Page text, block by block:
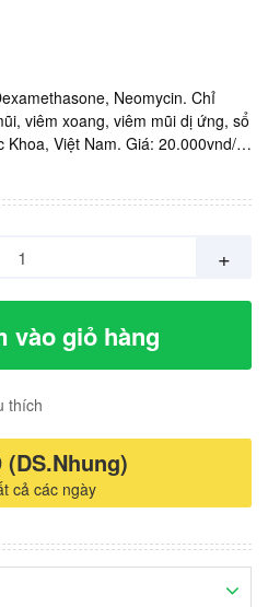
Neomycin. Chỉ
viêm xoang, viêm mũi dị ứng, sổ
Việt Nam. Giá: 20.000vnd/
+
vào giỏ hàng
thích
(DS.Nhung)
cả các ngày